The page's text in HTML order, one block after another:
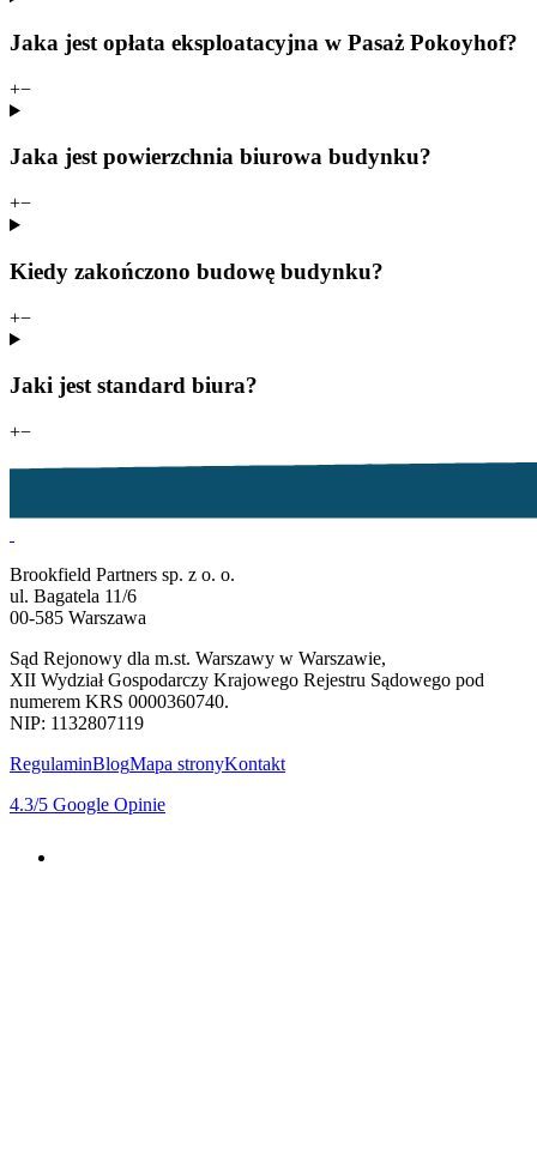
Jaka jest opłata eksploatacyjna w Pasaż Pokoyhof?
+−
Jaka jest powierzchnia biurowa budynku?
+−
Kiedy zakończono budowę budynku?
+−
Jaki jest standard biura?
+−
Brookfield Partners sp. z o. o.
ul. Bagatela 11/6
00-585 Warszawa
Sąd Rejonowy dla m.st. Warszawy w Warszawie,
XII Wydział Gospodarczy Krajowego Rejestru Sądowego pod
numerem KRS 0000360740.
NIP: 1132807119
RegulaminBlogMapa stronyKontakt
4.3/5 Google Opinie